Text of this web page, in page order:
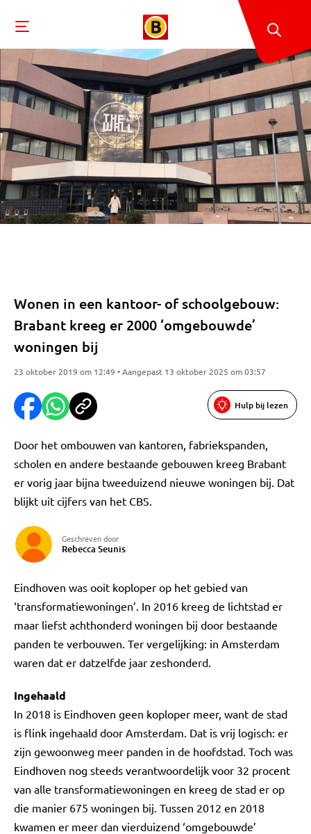
Wonen in een kantoor- of schoolgebouw:
Brabant kreeg er 2000 ‘omgebouwde’
woningen bij
23 oktober 2019 om 12:49 • Aangepast 13 oktober 2025 om 03:57
Hulp bij lezen
Door het ombouwen van kantoren, fabriekspanden,
scholen en andere bestaande gebouwen kreeg Brabant
er vorig jaar bijna tweeduizend nieuwe woningen bij. Dat
blijkt uit cijfers van het CBS.
Geschreven door
Rebecca Seunis
Eindhoven was ooit koploper op het gebied van
‘transformatiewoningen’. In 2016 kreeg de lichtstad er
maar liefst achthonderd woningen bij door bestaande
panden te verbouwen. Ter vergelijking: in Amsterdam
waren dat er datzelfde jaar zeshonderd.
Ingehaald
In 2018 is Eindhoven geen koploper meer, want de stad
is flink ingehaald door Amsterdam. Dat is vrij logisch: er
zijn gewoonweg meer panden in de hoofdstad. Toch was
Eindhoven nog steeds verantwoordelijk voor 32 procent
van alle transformatiewoningen en kreeg de stad er op
die manier 675 woningen bij. Tussen 2012 en 2018
kwamen er meer dan vierduizend ‘omgebouwde’